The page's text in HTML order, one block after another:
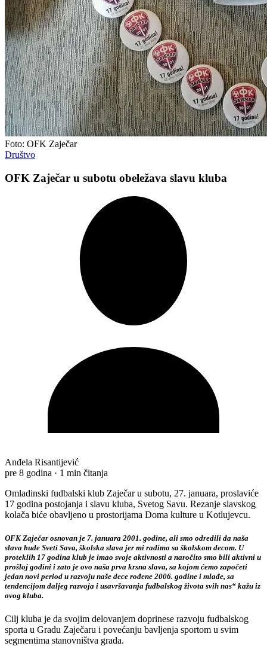
Foto: OFK Zaječar
Društvo
OFK Zaječar u subotu obeležava slavu kluba
Anđela Risantijević
pre 8 godina · 1 min čitanja
Omladinski fudbalski klub Zaječar u subotu, 27. januara, proslaviće
17 godina postojanja i slavu kluba, Svetog Savu. Rezanje slavskog
kolača biće obavljeno u prostorijama Doma kulture u Kotlujevcu.
OFK Zaječar osnovan je 7. januara 2001. godine, ali smo odredili da naša
slava bude Sveti Sava, školska slava jer mi radimo sa školskom decom. U
proteklih 17 godina klub je imao svoje aktivnosti a naročito smo bili aktivni u
prošloj godini i zato je ovo naša prva krsna slava, sa kojom ćemo započeti
jedan novi period u razvoju naše dece rođene 2006. godine i mlađe, sa
tendencijom daljeg razvoja i usavršavanja fudbalskog života svih nas“ kažu iz
ovog kluba.
Cilj kluba je da svojim delovanjem doprinese razvoju fudbalskog
sporta u Gradu Zaječaru i povećanju bavljenja sportom u svim
segmentima stanovništva grada.